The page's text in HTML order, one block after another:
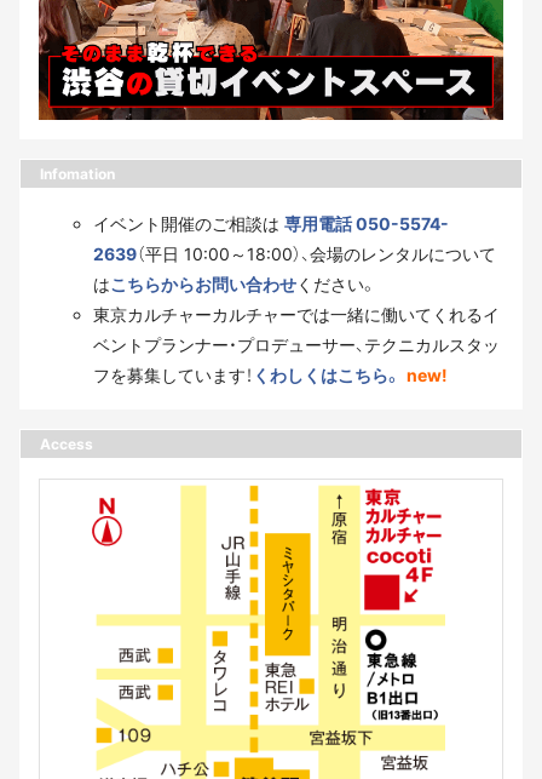
Infomation
イベント開催のご相談は 専用電話 050-5574-
2639（平日 10:00～18:00）、会場のレンタルについて
はこちらからお問い合わせください。
東京カルチャーカルチャーでは一緒に働いてくれるイ
ベントプランナー・プロデューサー、テクニカルスタッ
フを募集しています！ くわしくはこちら。 new!
Access